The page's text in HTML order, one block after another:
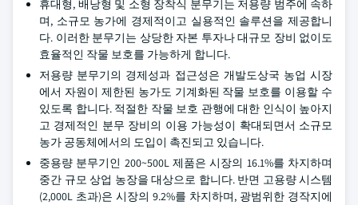
휴대형, 배낭형 및 소형 장착식 분무기는 저용량 범주에 속하
며, 소규모 농가에 경제적이고 실용적인 솔루션을 제공합니
다. 이러한 분무기는 상당한 자본 투자나 대규모 장비 없이도
효율적인 작물 보호를 가능하게 합니다.
저용량 분무기의 경제성과 접근성은 개발도상국 농업 시장
에서 자원이 제한된 농가도 기계화된 작물 보호를 이용할 수
있도록 합니다. 적절한 작물 보호 관행에 대한 인식이 높아지
고 경제적인 분무 장비의 이용 가능성이 확대되면서 소규모
농가 공동체에서의 도입이 촉진되고 있습니다.
중용량 분무기인 200~500L 제품은 시장의 16.1%를 차지하며
중간 규모 상업 농장을 대상으로 합니다. 반면 고용량 시스템
(2,000L 초과)은 시장의 9.2%를 차지하며, 광범위한 경작지에